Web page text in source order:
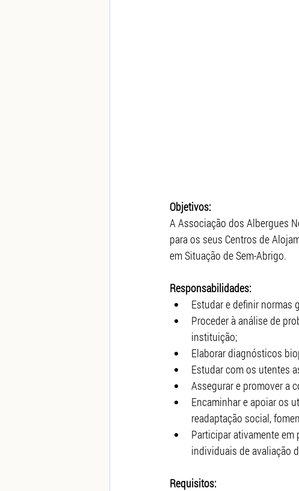
Objetivos:
A Associação dos Albergues
para os seus Centros de
em Situação de Sem-Abrigo.
Responsabilidades:
Estudar e definir normas
Proceder à análise de
instituição;
Elaborar diagnósticos
Estudar com os utentes
Assegurar e promover a
Encaminhar e apoiar os
readaptação social,
Participar ativamente
individuais de avaliação
Requisitos: